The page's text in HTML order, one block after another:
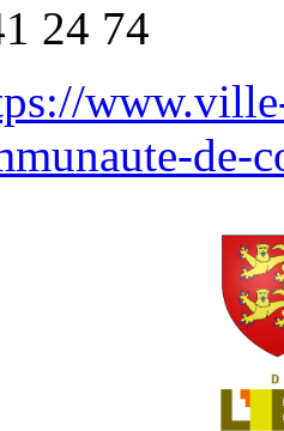
24 74
de-